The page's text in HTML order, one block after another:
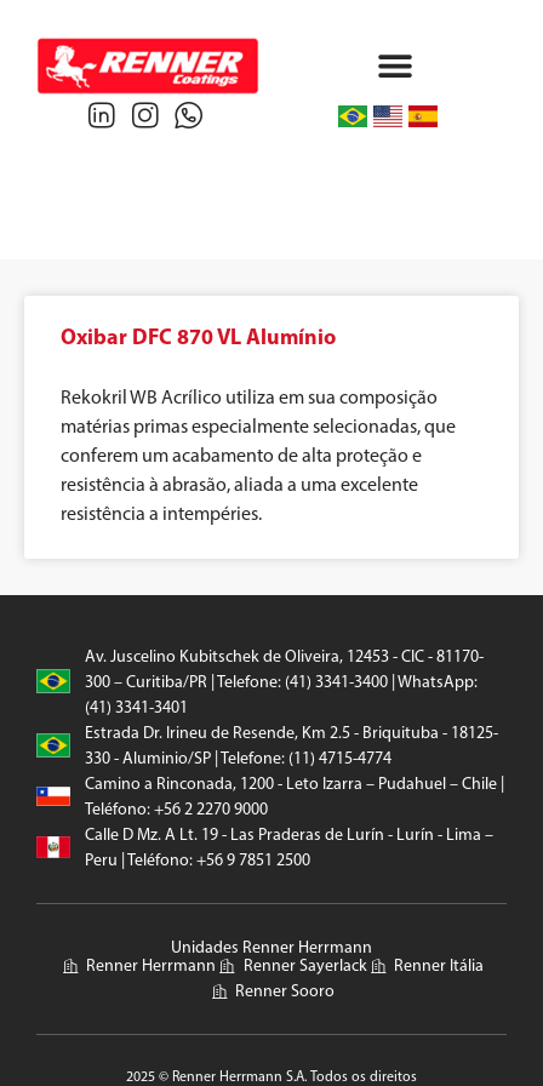
Oxibar DFC 870 VL Alumínio
Rekokril WB Acrílico utiliza em sua composição
matérias primas especialmente selecionadas, que
conferem um acabamento de alta proteção e
resistência à abrasão, aliada a uma excelente
resistência a intempéries.
Av. Juscelino Kubitschek de Oliveira, 12453 - CIC - 81170-
300 – Curitiba/PR | Telefone: (41) 3341-3400 | WhatsApp:
(41) 3341-3401
Estrada Dr. Irineu de Resende, Km 2.5 - Briquituba - 18125-
330 - Aluminio/SP | Telefone: (11) 4715-4774
Camino a Rinconada, 1200 - Leto Izarra – Pudahuel – Chile |
Teléfono: +56 2 2270 9000
Calle D Mz. A Lt. 19 - Las Praderas de Lurín - Lurín - Lima –
Peru | Teléfono: +56 9 7851 2500
Unidades Renner Herrmann
Renner Herrmann
Renner Sayerlack
Renner Itália
Renner Sooro
2025 © Renner Herrmann S.A. Todos os direitos